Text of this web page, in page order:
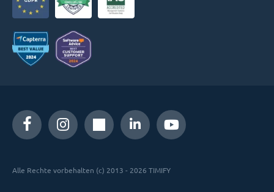
Alle Rechte vorbehalten (c) 2013 - 2026 TIMIFY